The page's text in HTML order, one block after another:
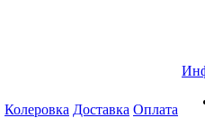
Колеровка Доставка Оплата